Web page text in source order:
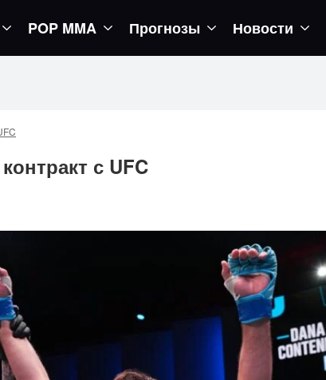
POP MMA Прогнозы Новости
турнир UFC 333
с UFC